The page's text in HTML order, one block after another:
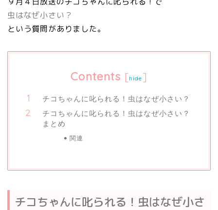
虫はなぜ小さい？
という質問がありました。
Contents [hide ]
チコちゃんに叱られる！虫はなぜ小さい？
チコちゃんに叱られる！虫はなぜ小さい？
まとめ
関連
チコちゃんに叱られる！虫はなぜ小さ